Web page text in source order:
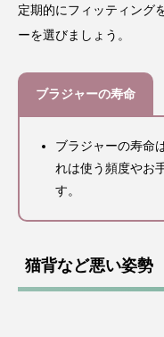
定期的にフィッティング
ーを選びましょう。
ブラジャーの寿命
ブラジャーの寿命
れは使う頻度やお
す。
猫背など悪い姿勢